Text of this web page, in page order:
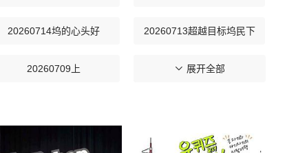
20260714坞的心头好 20260713超越目标坞民下
20260709上 20260708坞里陪你看
20260627加更上
展开全部